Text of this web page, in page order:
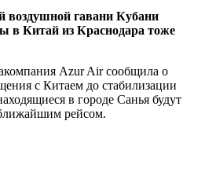
воздушной гавани Кубани
в Китай из Краснодара тоже
Azur Air сообщила о
с Китаем до стабилизации
в городе Санья будут
рейсом.